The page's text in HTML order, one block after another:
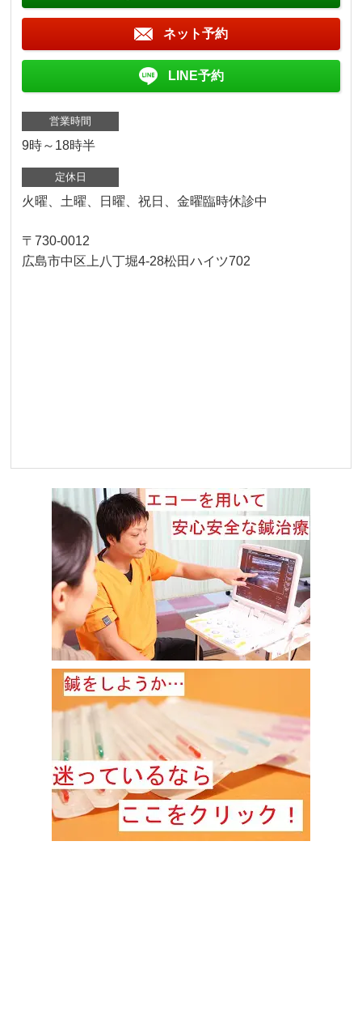
ネット予約
LINE予約
営業時間
9時～18時半
定休日
火曜、土曜、日曜、祝日、金曜臨時休診中
〒730-0012
広島市中区上八丁堀4-28松田ハイツ702